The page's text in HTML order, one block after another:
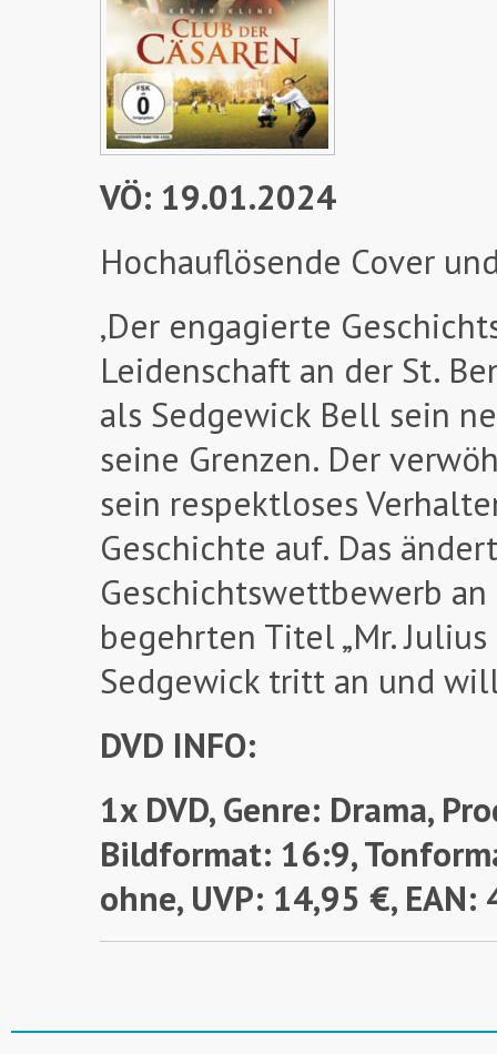
VÖ: 19.01.2024
Hochauflösende Cover
‚Der engagierte
Leidenschaft an der St.
als Sedgewick Bell sein
seine Grenzen. Der
sein respektloses
Geschichte auf. Das
Geschichtswettbewerb
begehrten Titel „Mr.
Sedgewick tritt an und
DVD INFO:
1x DVD, Genre: Drama,
Bildformat: 16:9,
ohne, UVP: 14,95 €,